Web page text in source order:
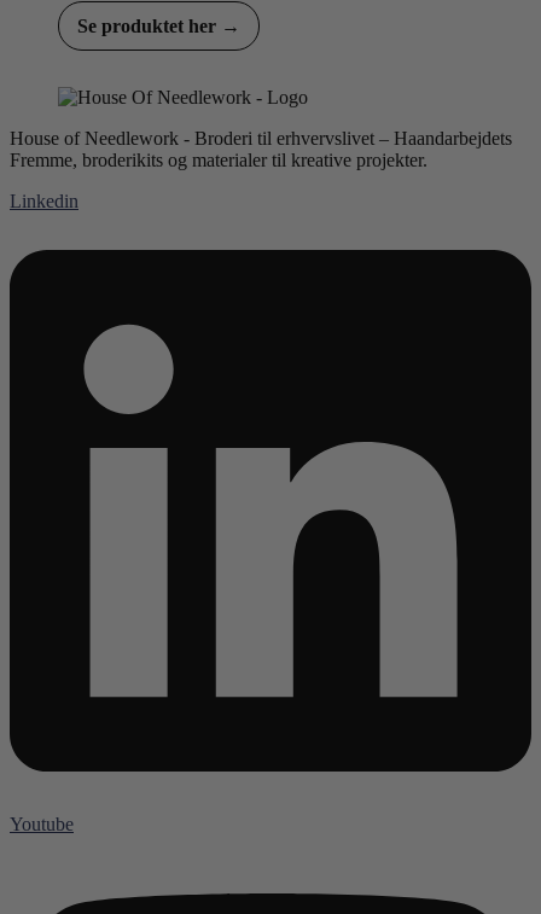
Se produktet her →
House of Needlework - Broderi til erhvervslivet – Haandarbejdets
Fremme, broderikits og materialer til kreative projekter.
Linkedin
Youtube